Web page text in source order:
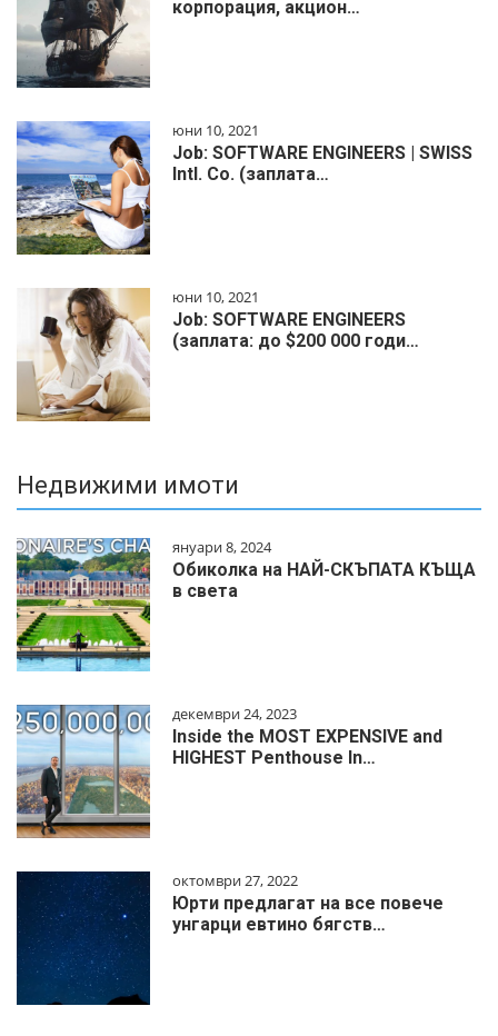
корпорация, акцион…
юни 10, 2021
Job: SOFTWARE ENGINEERS | SWISS
Intl. Co. (заплата…
юни 10, 2021
Job: SOFTWARE ENGINEERS
(заплата: до $200 000 годи…
Недвижими имоти
януари 8, 2024
Обиколка на НАЙ-СКЪПАТА КЪЩА
в света
декември 24, 2023
Inside the MOST EXPENSIVE and
HIGHEST Penthouse In…
октомври 27, 2022
Юрти предлагат на все повече
унгарци евтино бягств…